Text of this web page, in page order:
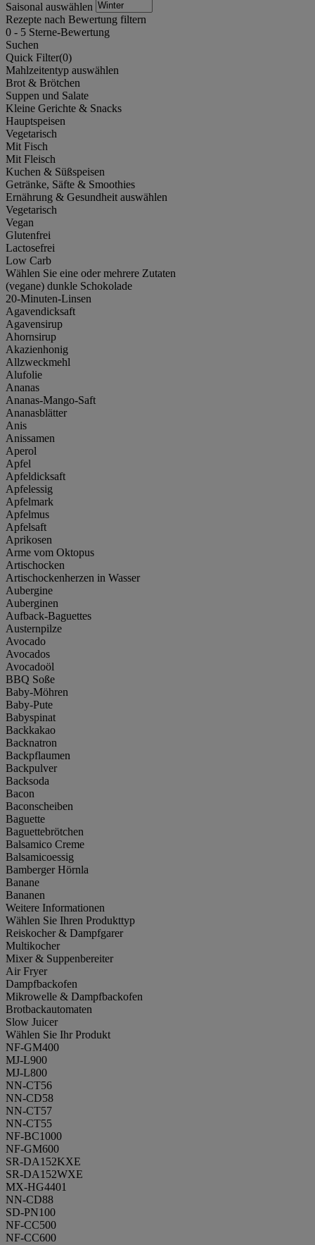
Saisonal auswählen
Rezepte nach Bewertung filtern
0 - 5 Sterne-Bewertung
Suchen
Quick Filter(0)
Mahlzeitentyp auswählen
Brot & Brötchen
Suppen und Salate
Kleine Gerichte & Snacks
Hauptspeisen
Vegetarisch
Mit Fisch
Mit Fleisch
Kuchen & Süßspeisen
Getränke, Säfte & Smoothies
Ernährung & Gesundheit auswählen
Vegetarisch
Vegan
Glutenfrei
Lactosefrei
Low Carb
Wählen Sie eine oder mehrere Zutaten
(vegane) dunkle Schokolade
20-Minuten-Linsen
Agavendicksaft
Agavensirup
Ahornsirup
Akazienhonig
Allzweckmehl
Alufolie
Ananas
Ananas-Mango-Saft
Ananasblätter
Anis
Anissamen
Aperol
Apfel
Apfeldicksaft
Apfelessig
Apfelmark
Apfelmus
Apfelsaft
Aprikosen
Arme vom Oktopus
Artischocken
Artischockenherzen in Wasser
Aubergine
Auberginen
Aufback-Baguettes
Austernpilze
Avocado
Avocados
Avocadoöl
BBQ Soße
Baby-Möhren
Baby-Pute
Babyspinat
Backkakao
Backnatron
Backpflaumen
Backpulver
Backsoda
Bacon
Baconscheiben
Baguette
Baguettebrötchen
Balsamico Creme
Balsamicoessig
Bamberger Hörnla
Banane
Bananen
Weitere Informationen
Wählen Sie Ihren Produkttyp
Reiskocher & Dampfgarer
Multikocher
Mixer & Suppenbereiter
Air Fryer
Dampfbackofen
Mikrowelle & Dampfbackofen
Brotbackautomaten
Slow Juicer
Wählen Sie Ihr Produkt
NF-GM400
MJ-L900
MJ-L800
NN-CT56
NN-CD58
NN-CT57
NN-CT55
NF-BC1000
NF-GM600
SR-DA152KXE
SR-DA152WXE
MX-HG4401
NN-CD88
SD-PN100
NF-CC500
NF-CC600